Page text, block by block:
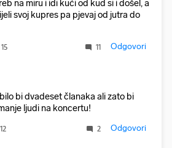
na miru i idi kući od kud si i došel, a
svoj kupres pa pjevaj od jutra do
15 11 Odgovori
bi dvadeset članaka ali zato bi
ljudi na koncertu!
12 2 Odgovori